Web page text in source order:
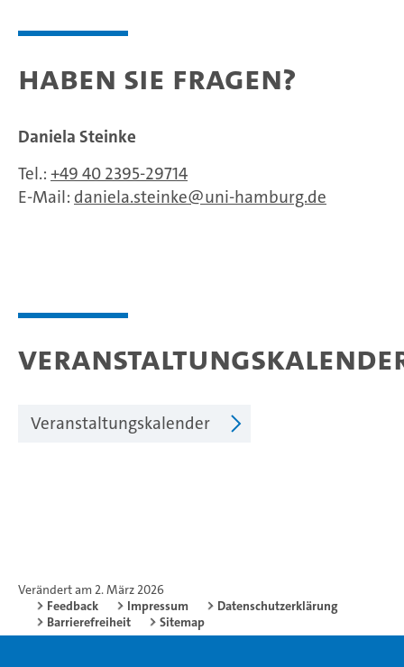
Haben Sie Fragen?
Daniela Steinke
Tel.: +49 40 2395-29714
E-Mail: daniela.steinke uni-hamburg.de
Veranstaltungskalender
Verändert am 2. März 2026
Feedback
Impressum
Datenschutzerklärung
Barrierefreiheit
Sitemap